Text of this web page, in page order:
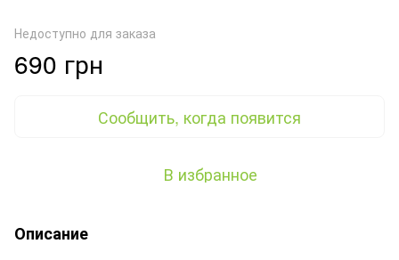
Недоступно для заказа
690 грн
Сообщить, когда появится
В избранное
Описание